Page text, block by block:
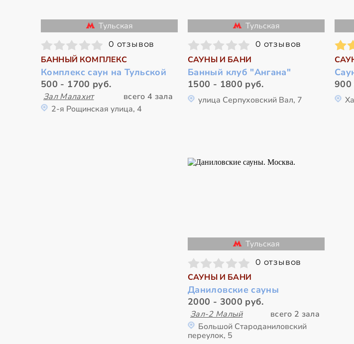
Тульская
0 отзывов
БАННЫЙ КОМПЛЕКС
Комплекс саун на Тульской
500 - 1700 руб.
Зал Малахит
всего 4 зала
2-я Рощинская улица, 4
Тульская
0 отзывов
САУНЫ И БАНИ
Банный клуб "Ангана"
1500 - 1800 руб.
улица Серпуховский Вал, 7
900
Тульская
0 отзывов
САУНЫ И БАНИ
Даниловские сауны
2000 - 3000 руб.
Зал-2 Малый
всего 2 зала
Большой Староданиловский
переулок, 5